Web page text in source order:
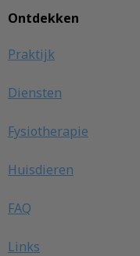
Ontdekken
Praktijk
Diensten
Fysiotherapie
Huisdieren
FAQ
Links